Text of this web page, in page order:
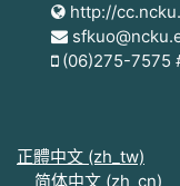
http://
(06)275-7575
正體中文 ‎(zh_tw)‎
简体中文 ‎(zh_cn)‎